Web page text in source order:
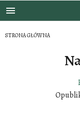
STRONA GŁÓWNA